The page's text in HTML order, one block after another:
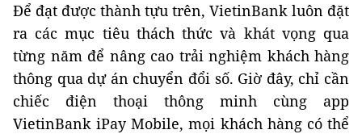
Để đạt được thành tựu trên, VietinBank luôn đặt
ra các mục tiêu thách thức và khát vọng qua
từng năm để nâng cao trải nghiệm khách hàng
thông qua dự án chuyển đổi số. Giờ đây, chỉ cần
chiếc điện thoại thông minh cùng app
VietinBank iPay Mobile, mọi khách hàng có thể